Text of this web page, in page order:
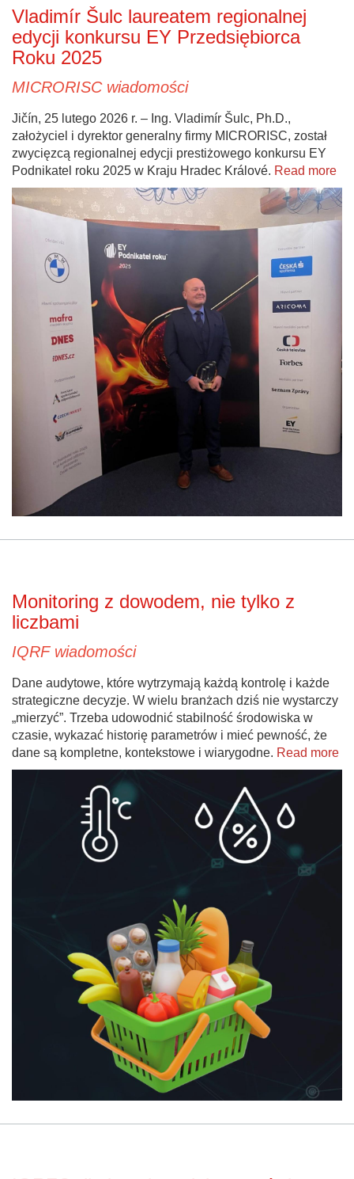
Vladimír Šulc laureatem regionalnej
edycji konkursu EY Przedsiębiorca
Roku 2025
MICRORISC wiadomości
Jičín, 25 lutego 2026 r. – Ing. Vladimír Šulc, Ph.D.,
założyciel i dyrektor generalny firmy MICRORISC, został
zwycięzcą regionalnej edycji prestiżowego konkursu EY
Podnikatel roku 2025 w Kraju Hradec Králové. Read more
Monitoring z dowodem, nie tylko z
liczbami
IQRF wiadomości
Dane audytowe, które wytrzymają każdą kontrolę i każde
strategiczne decyzje. W wielu branżach dziś nie wystarczy
„mierzyć”. Trzeba udowodnić stabilność środowiska w
czasie, wykazać historię parametrów i mieć pewność, że
dane są kompletne, kontekstowe i wiarygodne. Read more